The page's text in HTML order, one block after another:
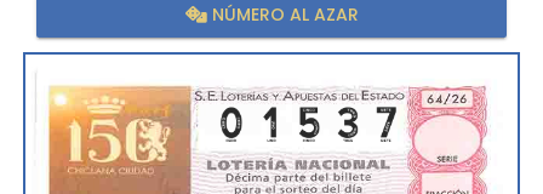
NÚMERO AL AZAR